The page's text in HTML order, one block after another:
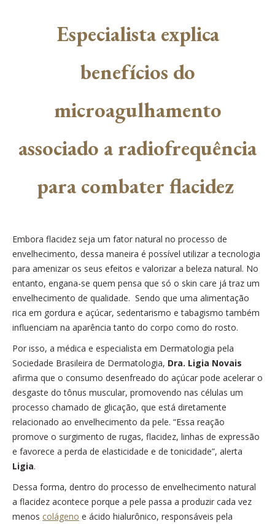
Especialista explica
benefícios do
microagulhamento
associado a radiofrequência
para combater flacidez
Embora flacidez seja um fator natural no processo de
envelhecimento, dessa maneira é possível utilizar a tecnologia
para amenizar os seus efeitos e valorizar a beleza natural. No
entanto, engana-se quem pensa que só o skin care já traz um
envelhecimento de qualidade. Sendo que uma alimentação
rica em gordura e açúcar, sedentarismo e tabagismo também
influenciam na aparência tanto do corpo como do rosto.
Por isso, a médica e especialista em Dermatologia pela
Sociedade Brasileira de Dermatologia, Dra. Ligia Novais
afirma que o consumo desenfreado do açúcar pode acelerar o
desgaste do tônus muscular, promovendo nas células um
processo chamado de glicação, que está diretamente
relacionado ao envelhecimento da pele. “Essa reação
promove o surgimento de rugas, flacidez, linhas de expressão
e favorece a perda de elasticidade e de tonicidade”, alerta
Ligia.
Dessa forma, dentro do processo de envelhecimento natural
a flacidez acontece porque a pele passa a produzir cada vez
menos colágeno e ácido hialurônico, responsáveis pela